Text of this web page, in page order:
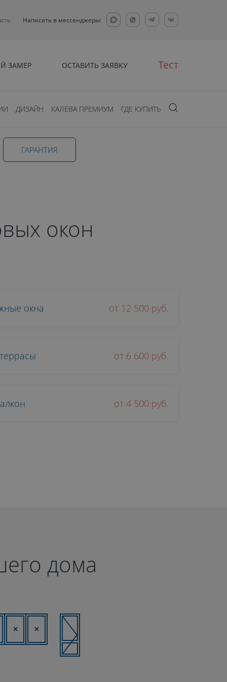
Написать в мессенджеры:
ЗАМЕР ОСТАВИТЬ ЗАЯВКУ Тест
ДИЗАЙН КАЛЕВА ПРЕМИУМ ГДЕ КУПИТЬ
ГАРАНТИЯ
окон
окна от 12 500 руб.
от 6 600 руб.
от 4 500 руб.
дома